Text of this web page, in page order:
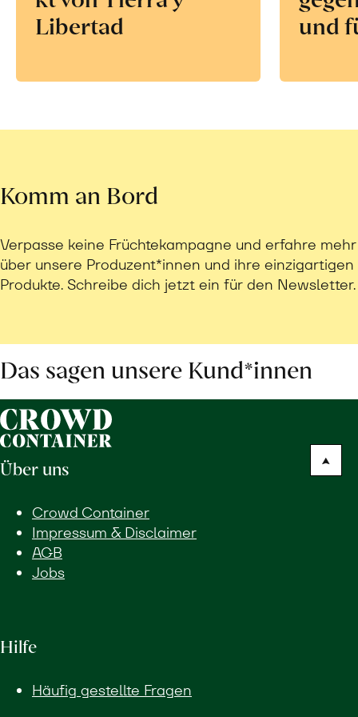
Libertad
und
Komm an Bord
Verpasse keine Früchtekampagne und erfahre mehr
über unsere Produzent*innen und ihre einzigartigen
Produkte. Schreibe dich jetzt ein für den Newsletter.
Das sagen unsere Kund*innen
Über uns
Crowd Container
Impressum & Disclaimer
AGB
Jobs
Hilfe
Häufig gestellte Fragen